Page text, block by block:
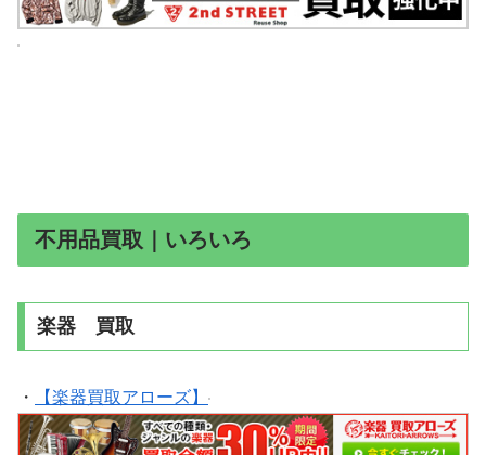
不用品買取｜いろいろ
楽器 買取
・ 【楽器買取アローズ】